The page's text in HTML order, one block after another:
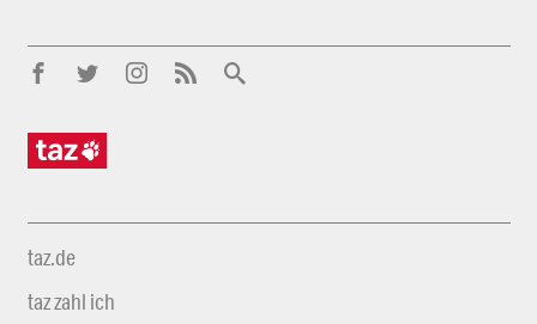
taz.de
taz zahl ich